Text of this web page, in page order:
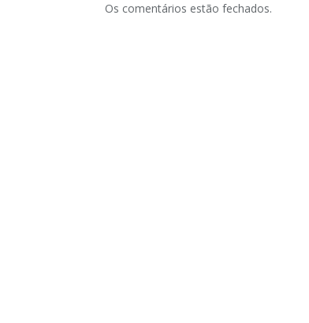
Os comentários estão fechados.